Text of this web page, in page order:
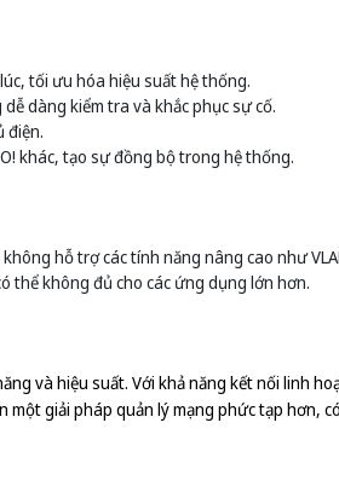
tối ưu hóa hiệu suất hệ thống.
dàng kiểm tra và khắc phục sự cố.
điện.
khác, tạo sự đồng bộ trong hệ thống.
hỗ trợ các tính năng nâng cao như
thể không đủ cho các ứng dụng lớn hơn.
và hiệu suất. Với khả năng kết nối linh
giải pháp quản lý mạng phức tạp hơn,